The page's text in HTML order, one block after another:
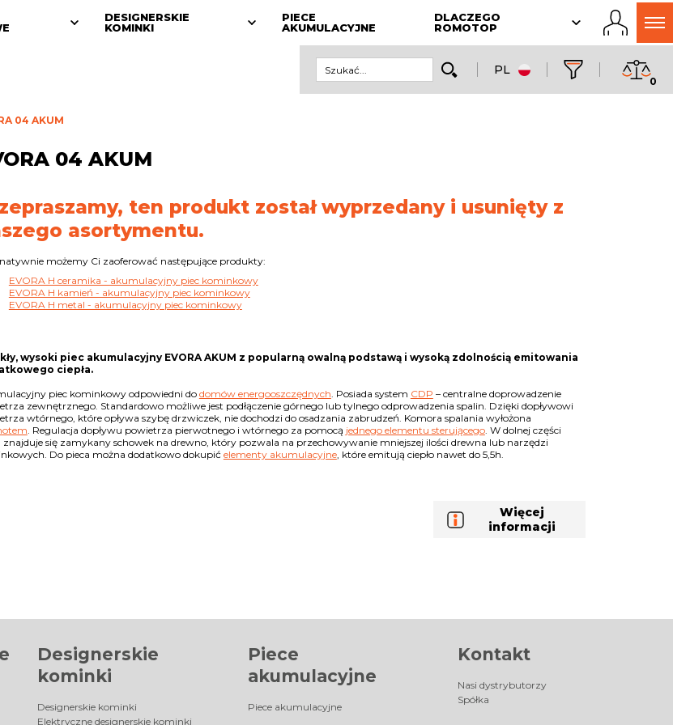
DESIGNERSKIE
KOMINKI
PIECE
AKUMULACYJNE
DLACZEGO
ROMOTOP
PL
0
04 AKUM
04 AKUM
ten produkt został wyprzedany i usunięty z
asortymentu.
możemy Ci zaoferować następujące produkty:
EVORA H ceramika - akumulacyjny piec kominkowy
EVORA H kamień - akumulacyjny piec kominkowy
EVORA H metal - akumulacyjny piec kominkowy
wysoki piec akumulacyjny EVORA AKUM z popularną owalną podstawą i wysoką zdolnością emitowania
ciepła.
piec kominkowy odpowiedni do domów energooszczędnych. Posiada system CDP – centralne doprowadzenie
zewnętrznego. Standardowo możliwe jest podłączenie górnego lub tylnego odprowadzenia spalin. Dzięki dopływowi
wtórnego, które opływa szybę drzwiczek, nie dochodzi do osadzania zabrudzeń. Komora spalania wyłożona
. Regulacja dopływu powietrza pierwotnego i wtórnego za pomocą jednego elementu sterującego. W dolnej części
znajduje się zamykany schowek na drewno, który pozwala na przechowywanie mniejszej ilości drewna lub narzędzi
Do pieca można dodatkowo dokupić elementy akumulacyjne, które emitują ciepło nawet do 5,5h.
Więcej
informacji
Designerskie
kominki
Designerskie kominki
Elektryczne designerskie kominki
Piece
akumulacyjne
Piece akumulacyjne
Kontakt
Nasi dystrybutorzy
Spółka